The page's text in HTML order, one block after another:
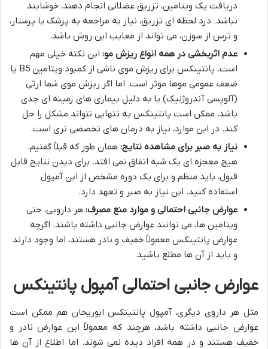
دریافت یک ویتامین، تزریق عضلانی انجام دهند، خوشایند
نباشد. درد لحظه ای تزریق، نیاز به مراجعه به پزشک یا پرستار،
و ترس از سوزن، می تواند از معایب این روش باشد.
عدم اثربخشی در همه انواع ریزش مو: این نکته خیلی مهم
است. پانتینکس برای ریزش موی ناشی از کمبود ویتامین B5 یا
ضعف عمومی موها موثر است. اما اگر ریزش موی شما ارثی
(آلوپسی آندروژنیک) یا به دلیل بیماری های زمینه ای جدی
باشد، ممکن است پانتینکس به تنهایی نتواند مشکل را حل
کند. در این موارد، نیاز به درمان های تخصصی تری است.
نیاز به صبر برای مشاهده نتایج: همان طور که قبلاً گفتیم،
هیچ معجزه ای یک شبه اتفاق نمی افتد. برای دیدن نتایج قابل
قبول، باید منظم و برای یک دوره مشخص از این آمپول
استفاده کنید. این نیاز به صبر و تعهد دارد.
عوارض جانبی احتمالی و موارد منع مصرف: هر دارویی، حتی
ویتامین ها، می توانند عوارض جانبی داشته باشند. اگرچه
عوارض پانتینکس معمولاً خفیف و نادر هستند، اما وجود دارند
و باید از آن ها مطلع باشید.
عوارض جانبی احتمالی آمپول پانتینکس
مثل هر داروی دیگری، آمپول پانتینکس ابوریحان هم ممکن است
عوارض جانبی داشته باشد، هرچند که معمولاً این عوارض نادر و
خفیف هستند و در همه افراد دیده نمی شوند. اما اطلاع از آن ها